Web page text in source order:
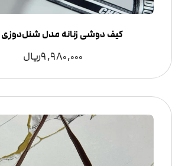
کیف دوشی زنانه مدل شنل‌دوزی
9,980,000ریال